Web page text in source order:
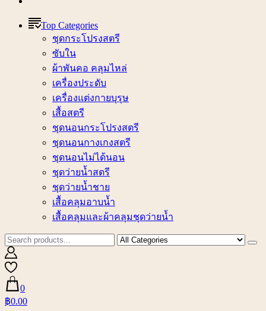
Top Categories
ชุดกระโปรงสตรี
ซับใน
ผ้าพันคอ คลุมไหล่
เครื่องประดับ
เครื่องแต่งกายบุรุษ
เสื้อสตรี
ชุดนอนกระโปรงสตรี
ชุดนอนกางเกงสตรี
ชุดนอนไม่ได้นอน
ชุดว่ายน้ำสตรี
ชุดว่ายน้ำชาย
เสื้อคลุมอาบน้ำ
เสื้อคลุมและผ้าคลุมชุดว่ายน้ำ
0
฿0.00